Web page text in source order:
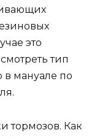
это
тип
мануале по